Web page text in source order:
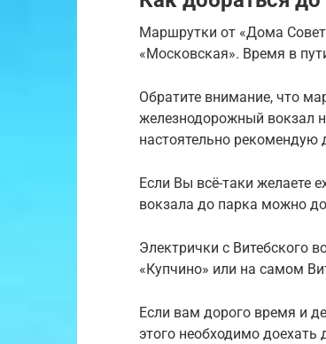
Маршрутки от «Дома
«Московская». Время в
Обратите внимание, что
железнодорожный вокзал
настоятельно рекомендую
Если Вы всё-таки желаете
вокзала до парка можно
Электрички с Витебского
«Купчино» или на самом
Если вам дорого время и
этого необходимо доехать